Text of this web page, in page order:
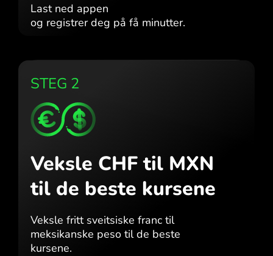
Last ned appen
og registrer deg på få minutter.
STEG 2
Veksle CHF til MXN
til de beste kursene
Veksle fritt sveitsiske franc til
meksikanske peso til de beste
kursene.